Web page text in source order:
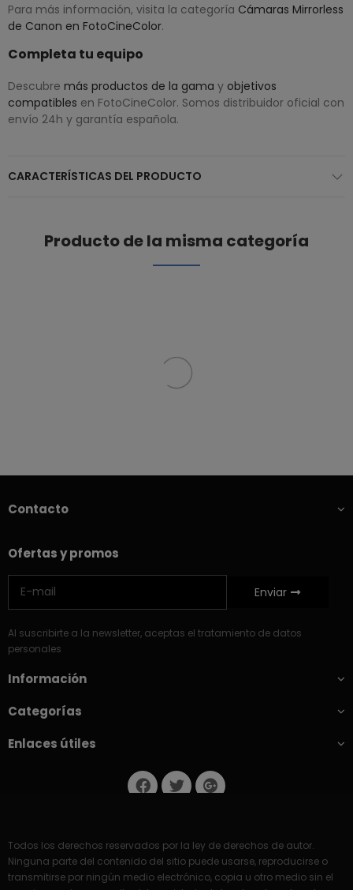
Para más información, visita la categoría Cámaras Mirrorless
de Canon en FotoCineColor.
Completa tu equipo
Descubre más productos de la gama y objetivos
compatibles en FotoCineColor. Somos distribuidor oficial con
envío 24h y garantía española.
CARACTERÍSTICAS DEL PRODUCTO
Producto de la misma categoría
Contacto
Ofertas y promos
Enviar
Al suscribirte a la newsletter, aceptas el tratamiento de datos
personales
Información
Categorías
Enlaces útiles
Todos los derechos reservados por la ley de derechos de autor.
Ninguna parte del contenido del sitio puede usarse, reproducirse o
transmitirse por ningún medio electrónico, copia u otro medio sin el